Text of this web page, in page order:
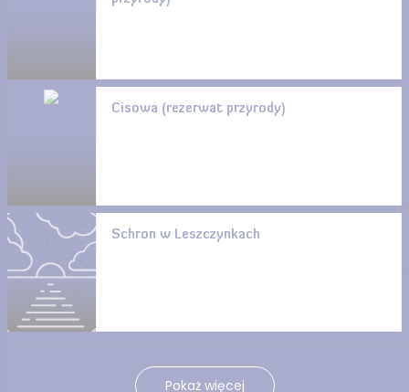
Cisowa (rezerwat przyrody)
Schron w Leszczynkach
Pokaż więcej